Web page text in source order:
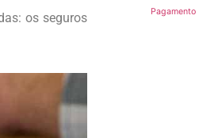
os seguros
Pagamento